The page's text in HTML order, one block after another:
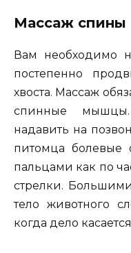
Массаж спины
Вам необходимо
постепенно
хвоста. Массаж
спинные
надавить на
питомца болевые
пальцами как по
стрелки.
тело животного
когда дело